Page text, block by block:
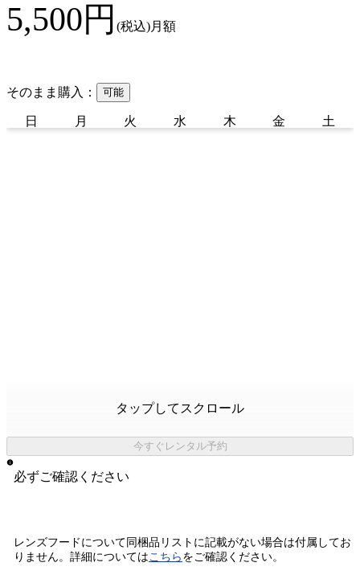
5,500円 (税込)月額
そのまま購入： 可能
日 月 火 水 木 金 土
タップしてスクロール
今すぐレンタル予約
必ずご確認ください
レンズフードについて同梱品リストに記載がない場合は付属してお
りません。 詳細についてはこちら をご確認ください。